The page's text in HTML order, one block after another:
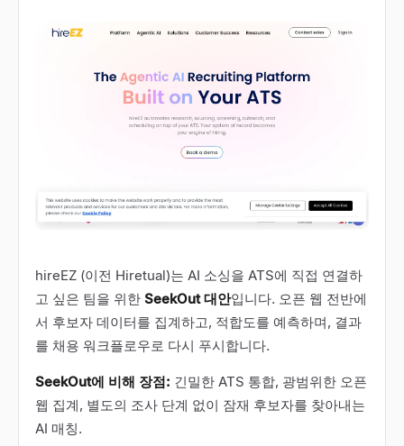
hireEZ (이전 Hiretual)는 AI 소싱을 ATS에 직접 연결하
고 싶은 팀을 위한 SeekOut 대안입니다. 오픈 웹 전반에
서 후보자 데이터를 집계하고, 적합도를 예측하며, 결과
를 채용 워크플로우로 다시 푸시합니다.
SeekOut에 비해 장점: 긴밀한 ATS 통합, 광범위한 오픈
웹 집계, 별도의 조사 단계 없이 잠재 후보자를 찾아내는
AI 매칭.